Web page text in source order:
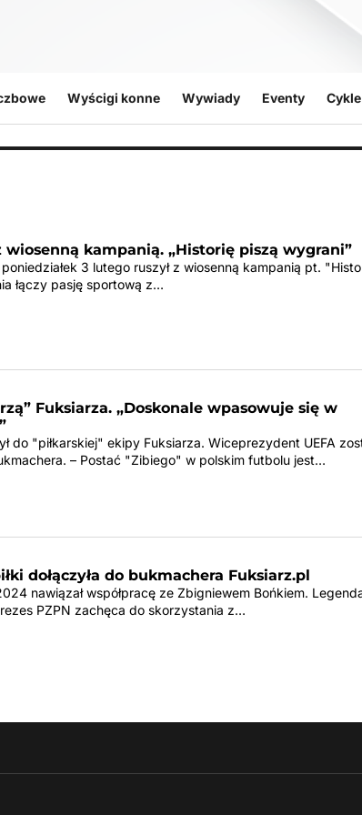
Wyścigi konne Wywiady Eventy
wiosenną kampanią. „Historię piszą wygrani”
poniedziałek 3 lutego ruszył z wiosenną kampanią pt.
łączy pasję sportową z…
Fuksiarza. „Doskonale wpasowuje się w
do "piłkarskiej" ekipy Fuksiarza. Wiceprezydent UEFA
– Postać "Zibiego" w polskim futbolu jest…
dołączyła do bukmachera Fuksiarz.pl
nawiązał współpracę ze Zbigniewem Bońkiem.
PZPN zachęca do skorzystania z…